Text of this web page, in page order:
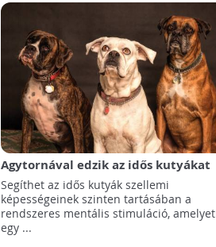
Agytornával edzik az idős kutyákat
Segíthet az idős kutyák szellemi
képességeinek szinten tartásában a
rendszeres mentális stimuláció, amelyet
egy ...